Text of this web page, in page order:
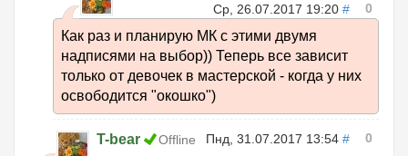
Ср, 26.07.2017 19:20 # 0
Как раз и планирую МК с этими двумя
надписями на выбор)) Теперь все зависит
только от девочек в мастерской - когда у них
освободится "окошко")
T-bear Offline Пнд, 31.07.2017 13:54 # 0